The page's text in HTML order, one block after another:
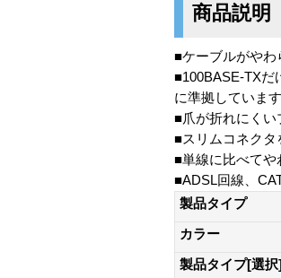
商品説明
■ケーブルがやわ
■100BASE-TXだ
に準拠しています
■爪が折れにくい
■スリムコネクタ
■単線に比べてや
■ADSL回線、
製品タイプ
カラー
製品タイプ[選択]